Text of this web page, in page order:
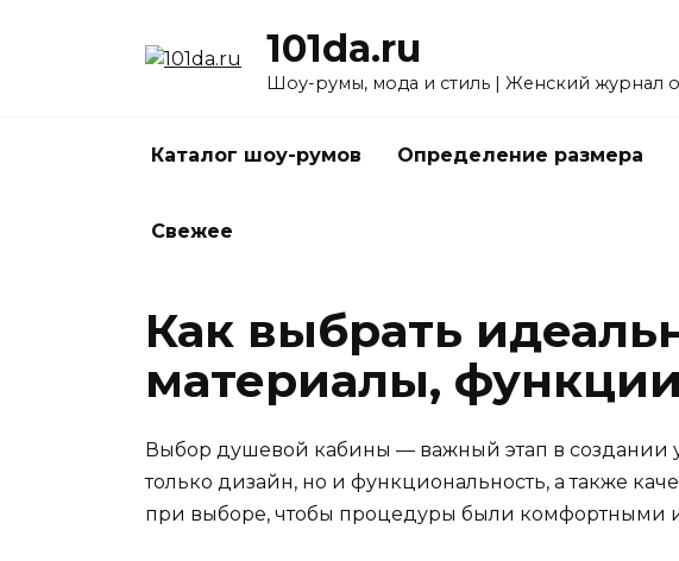
101da.ru
Шоу-румы, мода и стиль | Женский журнал
Каталог шоу-румов Определение размера
Свежее
Как выбрать
материалы,
Выбор душевой кабины — важный этап в создании
только дизайн, но и функциональность, а также
при выборе, чтобы процедуры были комфортными